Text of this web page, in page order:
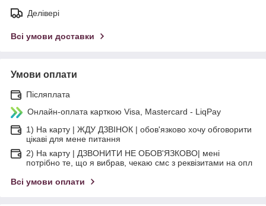
Делівері
Всі умови доставки
Умови оплати
Післяплата
Онлайн-оплата карткою Visa, Mastercard - LiqPay
1) На карту | ЖДУ ДЗВІНОК | обов'язково хочу обговорити
цікаві для мене питання
2) На карту | ДЗВОНИТИ НЕ ОБОВ'ЯЗКОВО| мені
потрібно те, що я вибрав, чекаю смс з реквізитами на опл
Всі умови оплати